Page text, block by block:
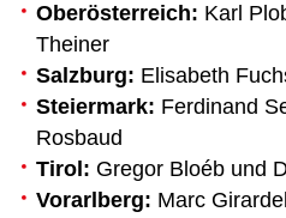
Oberösterreich: Karl
Theiner
Salzburg: Elisabeth
Steiermark: Ferdinand
Rosbaud
Tirol: Gregor Bloéb und
Vorarlberg: Marc